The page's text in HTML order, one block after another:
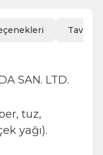
Tavsiye
SAN. LTD.
tuz,
yağı).